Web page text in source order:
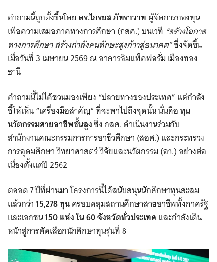
คำถามนี้ถูกตั้งขึ้นโดย ดร.ไกรยส ภัทราวาท ผู้จัดการกองทุน
เพื่อความเสมอภาคทางการศึกษา (กสศ.) บนเวที “สร้างโอกาส
ทางการศึกษา สร้างกำลังคนทักษะสูงก้าวสู่อนาคต”ซึ่งจัดขึ้น
เมื่อวันที่ 3 เมษายน 2569 ณ อาคารอิมแพ็คฟอรั่ม เมืองทอง
ธานี
คำถามนี้ไม่ได้ชวนมองเพียง “ปลายทางของประเทศ” แต่กำลัง
ชี้ให้เห็น “เครื่องมือสำคัญ” ที่จะพาไปถึงจุดนั้น นั่นคือทุน
นวัตกรรมสายอาชีพชั้นสูงซึ่ง กสศ. ดำเนินงานร่วมกับ
สำนักงานคณะกรรมการการอาชีวศึกษา (สอศ.) และกระทรวง
การอุดมศึกษา วิทยาศาสตร์ วิจัยและนวัตกรรม (อว.) อย่างต่อ
เนื่องตั้งแต่ปี 2562
ตลอด 7 ปีที่ผ่านมา โครงการนี้ได้สนับสนุนนักศึกษาทุนสะสม
แล้วกว่า15,278 ทุนครอบคลุมสถานศึกษาสายอาชีพทั้งภาครัฐ
และเอกชน150 แห่ง ใน 60 จังหวัดทั่วประเทศ และกำลังเดิน
หน้าสู่การคัดเลือกนักศึกษาทุนรุ่นที่ 8